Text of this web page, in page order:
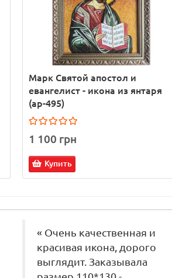
Марк Святой апостол и
евангелист - икона из янтаря
(ар-495)
1 100 грн
Купить
« Очень качественная и
красивая икона, дорого
выглядит. Заказывала